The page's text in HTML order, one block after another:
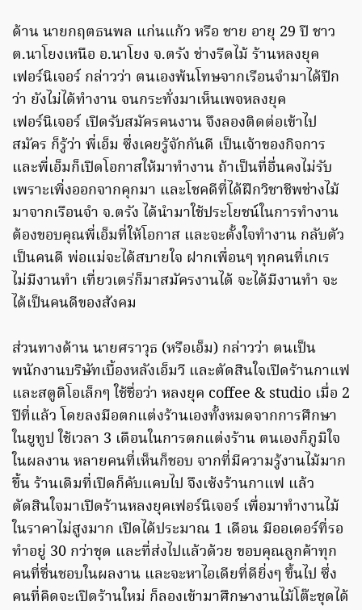
ด้าน นายกฤตธนพล แก่นแก้ว หรือ ชาย อายุ 29 ปี ชาว
ต.นาโยงเหนือ อ.นาโยง จ.ตรัง ช่างรีดไม้ ร้านหลงยุค
เฟอร์นิเจอร์ กล่าวว่า ตนเองพ้นโทษจากเรือนจำมาได้ปีก
ว่า ยังไม่ได้ทำงาน จนกระทั่งมาเห็นเพจหลงยุค
เฟอร์นิเจอร์ เปิดรับสมัครคนงาน จึงลองติดต่อเข้าไป
สมัคร ก็รู้ว่า พี่เอ็ม ซึ่งเคยรู้จักกันดี เป็นเจ้าของกิจการ
และพี่เอ็มก็เปิดโอกาสให้มาทำงาน ถ้าเป็นที่อื่นคงไม่รับ
เพราะเพิ่งออกจากคุกมา และโชคดีที่ได้ฝึกวิชาชีพช่างไม้
มาจากเรือนจำ จ.ตรัง ได้นำมาใช้ประโยชน์ในการทำงาน
ต้องขอบคุณพี่เอ็มที่ให้โอกาส และจะตั้งใจทำงาน กลับตัว
เป็นคนดี พ่อแม่จะได้สบายใจ ฝากเพื่อนๆ ทุกคนที่เกเร
ไม่มีงานทำ เที่ยวเตร่ก็มาสมัครงานได้ จะได้มีงานทำ จะ
ได้เป็นคนดีของสังคม
ส่วนทางด้าน นายศราวุธ (หรือเอ็ม) กล่าวว่า ตนเป็น
พนักงานบริษัทเบื้องหลังเอ็มวี และตัดสินใจเปิดร้านกาแฟ
และสตูดิโอเล็กๆ ใช้ชื่อว่า หลงยุค coffee & studio เมื่อ 2
ปีที่แล้ว โดยลงมือตกแต่งร้านเองทั้งหมดจากการศึกษา
ในยูทูป ใช้เวลา 3 เดือนในการตกแต่งร้าน ตนเองก็ภูมิใจ
ในผลงาน หลายคนที่เห็นก็ชอบ จากที่มีความรู้งานไม้มาก
ขึ้น ร้านเดิมที่เปิดก็คับแคบไป จึงเซ้งร้านกาแฟ แล้ว
ตัดสินใจมาเปิดร้านหลงยุคเฟอร์นิเจอร์ เพื่อมาทำงานไม้
ในราคาไม่สูงมาก เปิดได้ประมาณ 1 เดือน มีออเดอร์ที่รอ
ทำอยู่ 30 กว่าชุด และที่ส่งไปแล้วด้วย ขอบคุณลูกค้าทุก
คนที่ชื่นชอบในผลงาน และจะหาไอเดียที่ดียิ่งๆ ขึ้นไป ซึ่ง
คนที่คิดจะเปิดร้านใหม่ ก็ลองเข้ามาศึกษางานไม้โต๊ะชุดได้